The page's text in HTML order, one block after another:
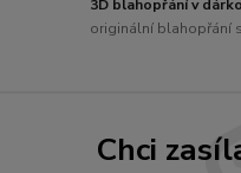
3D blahopřání v
originální blahopřání
Chci